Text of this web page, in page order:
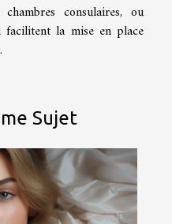
consulaires, ou
la mise en place
Sujet